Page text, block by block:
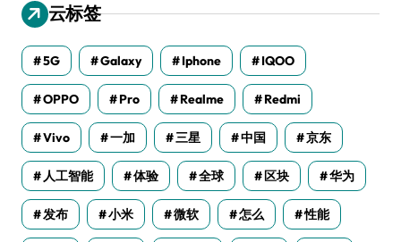
云标签
5G Galaxy Iphone IQOO
OPPO Pro Realme Redmi
Vivo 一加 三星 中国 京东
人工智能 体验 全球 区块 华为
发布 小米 微软 怎么 性能